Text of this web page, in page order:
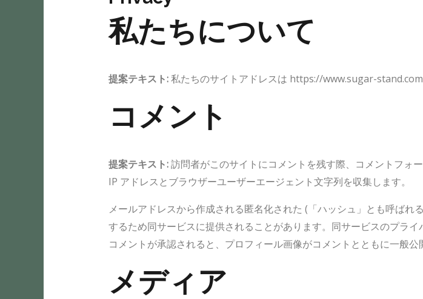
私たちについて
提案テキスト:私たちのサイトアドレスは https://www.sugar-stand.com
コメント
提案テキスト:訪問者がこのサイトにコメントを残す際、コメントフォ
IP アドレスとブラウザーユーザーエージェント文字列を収集します。
メールアドレスから作成される匿名化された (「ハッシュ」とも呼ば
するため同サービスに提供されることがあります。同サービスのプラ
コメントが承認されると、プロフィール画像がコメントとともに一般公
メディア